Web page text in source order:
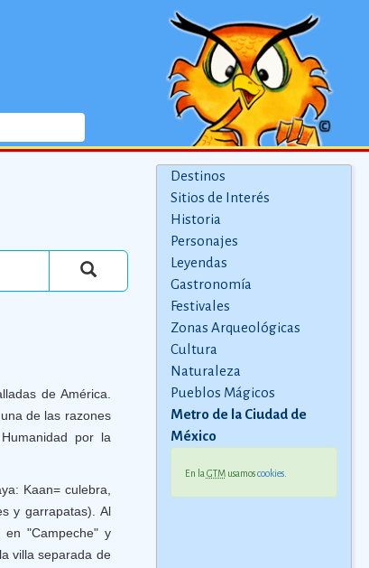
Destinos
Sitios de Interés
Historia
Personajes
Leyendas
Gastronomía
Festivales
Zonas Arqueológicas
Cultura
Naturaleza
Pueblos Mágicos
Metro de la Ciudad de
México
En la GTMusamoscookies.
de América.
de las razones
por la
Kaan= culebra,
y garrapatas). Al
en "Campeche" y
villa separada de